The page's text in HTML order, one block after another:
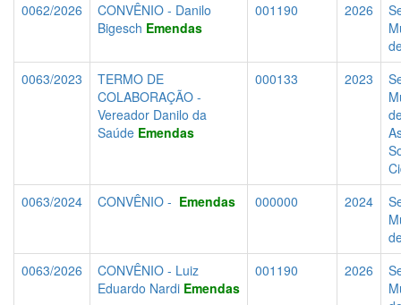
0062/2026
CONVÊNIO - Danilo
Bigesch Emendas
001190 2026
0063/2023
TERMO DE
COLABORAÇÃO -
Vereador Danilo da
Saúde Emendas
000133 2023
0063/2024
CONVÊNIO - Emendas 000000 2024
0063/2026
CONVÊNIO - Luiz
Eduardo Nardi Emendas
001190 2026